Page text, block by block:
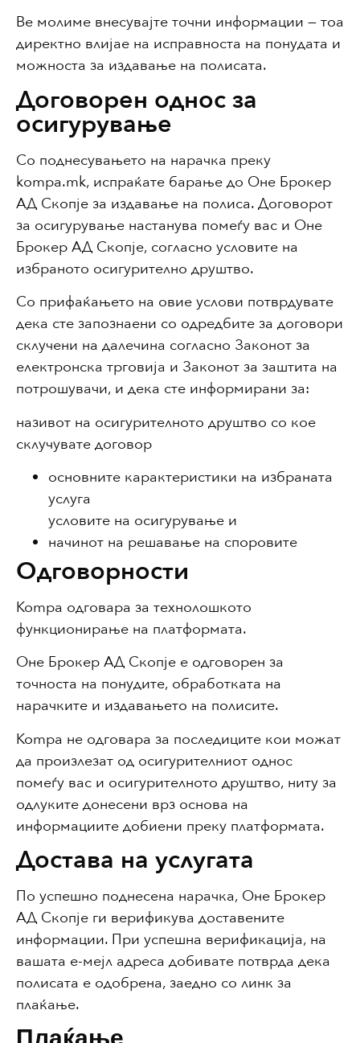
Ве молиме внесувајте точни информации — тоа
директно влијае на исправноста на понудата и
можноста за издавање на полисата.
Договорен однос за
осигурување
Со поднесувањето на нарачка преку
kompa.mk, испраќате барање до Оне Брокер
АД Скопје за издавање на полиса. Договорот
за осигурување настанува помеѓу вас и Оне
Брокер АД Скопје, согласно условите на
избраното осигурително друштво.
Со прифаќањето на овие услови потврдувате
дека сте запознаени со одредбите за договори
склучени на далечина согласно Законот за
електронска трговија и Законот за заштита на
потрошувачи, и дека сте информирани за:
називот на осигурителното друштво со кое
склучувате договор
основните карактеристики на избраната
услуга
условите на осигурување и
начинот на решавање на споровите
Одговорности
Kompa одговара за технолошкото
функционирање на платформата.
Оне Брокер АД Скопје е одговорен за
точноста на понудите, обработката на
нарачките и издавањето на полисите.
Kompa не одговара за последиците кои можат
да произлезат од осигурителниот однос
помеѓу вас и осигурителното друштво, ниту за
одлуките донесени врз основа на
информациите добиени преку платформата.
Достава на услугата
По успешно поднесена нарачка, Оне Брокер
АД Скопје ги верификува доставените
информации. При успешна верификација, на
вашата е-мејл адреса добивате потврда дека
полисата е одобрена, заедно со линк за
плаќање.